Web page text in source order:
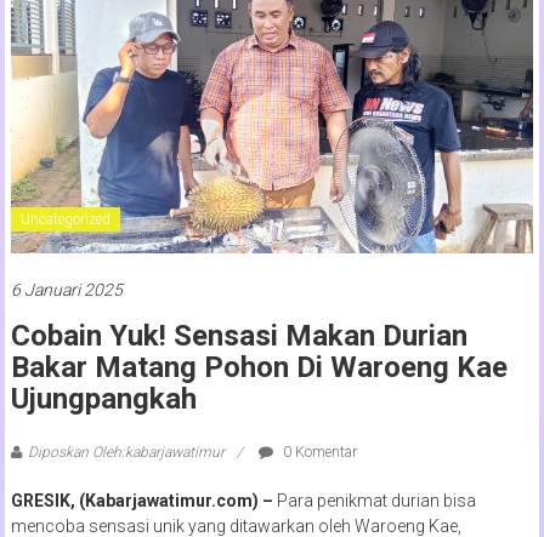
Media
Online
Jawa
Timur
Uncategorized
6 Januari 2025
Cobain Yuk! Sensasi Makan Durian
Bakar Matang Pohon Di Waroeng Kae
Ujungpangkah
Diposkan Oleh:kabarjawatimur 0 Komentar
GRESIK, (Kabarjawatimur.com) – Para penikmat durian bisa
mencoba sensasi unik yang ditawarkan oleh Waroeng Kae,